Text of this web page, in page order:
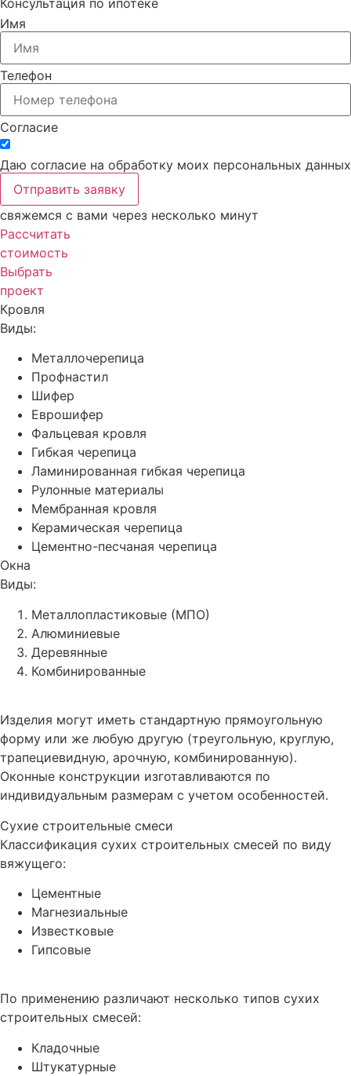
Консультация по ипотеке
Имя
Телефон
Согласие
Даю согласие на обработку моих персональных данных
Отправить заявку
свяжемся с вами через несколько минут
Рассчитать
стоимость
Выбрать
проект
Кровля
Виды:
Металлочерепица
Профнастил
Шифер
Еврошифер
Фальцевая кровля
Гибкая черепица
Ламинированная гибкая черепица
Рулонные материалы
Мембранная кровля
Керамическая черепица
Цементно-песчаная черепица
Окна
Виды:
Металлопластиковые (МПО)
Алюминиевые
Деревянные
Комбинированные
Изделия могут иметь стандартную прямоугольную
форму или же любую другую (треугольную, круглую,
трапециевидную, арочную, комбинированную).
Оконные конструкции изготавливаются по
индивидуальным размерам с учетом особенностей.
Сухие строительные смеси
Классификация сухих строительных смесей по виду
вяжущего:
Цементные
Магнезиальные
Известковые
Гипсовые
По применению различают несколько типов сухих
строительных смесей:
Кладочные
Штукатурные